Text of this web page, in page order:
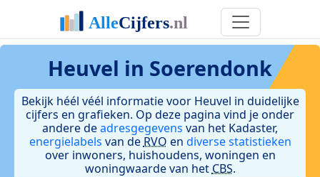
Heuvel in Soerendonk
Bekijk héél véél informatie voor Heuvel in duidelijke
cijfers en grafieken. Op deze pagina vind je onder
andere deadresgegevens van het Kadaster,
energielabels van de RVO en diverse statistieken
over inwoners, huishoudens, woningen en
woningwaarde van het CBS.